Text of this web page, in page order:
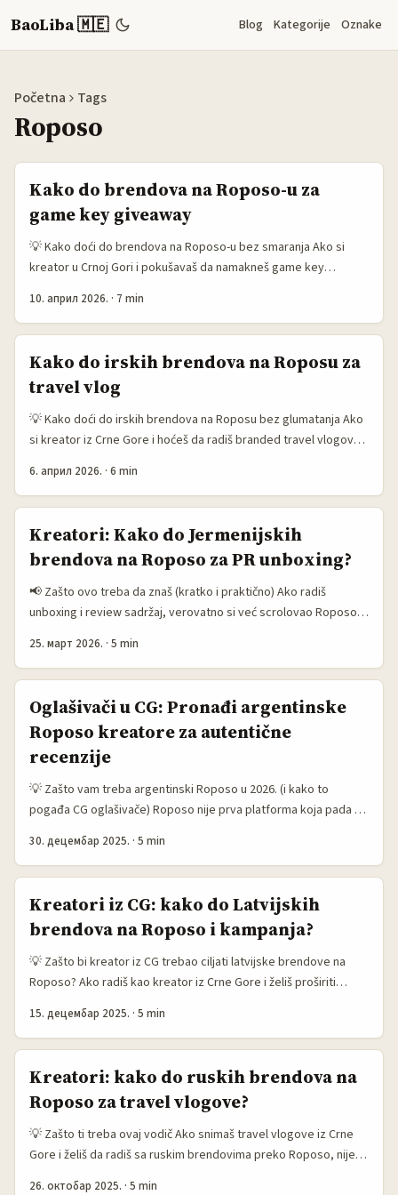
BaoLiba 🇲🇪 Blog Kategorije Oznake
Početna Tags
Roposo
Kako do brendova na Roposo-u za
game key giveaway
💡 Kako doći do brendova na Roposo-u bez smaranja Ako si
kreator u Crnoj Gori i pokušavaš da namakneš game key
nego kako da uopšte uđeš na radar brenda. Na Roposo-u to nije
brend. ...
10. април 2026. · 7 min
Kako do irskih brendova na Roposu za
travel vlog
💡 Kako doći do irskih brendova na Roposu bez glumatanja Ako
si kreator iz Crne Gore i hoćeš da radiš branded travel vlogove
Fora je da im odmah pokažeš da razumiješ njihov cilj: više
6. април 2026. · 6 min
Kreatori: Kako do Jermenijskih
brendova na Roposo za PR unboxing?
📢 Zašto ovo treba da znaš (kratko i praktično) Ako radiš
unboxing i review sadržaj, verovatno si već scrolovao Roposo i
Jermenije. Cilj ovog teksta je da ti da jasnu mapu puta: gde
pošalju PR paket, šta napisati u prvom DM-u, logističke zamke i
kako izvući najbolji POV sadržaj za svoj feed i Reels-style
formate. ...
25. март 2026. · 5 min
Oglašivači u CG: Pronađi argentinske
Roposo kreatore za autentične
recenzije
💡 Zašto vam treba argentinski Roposo u 2026. (i kako to
pogađa CG oglašivače) Roposo nije prva platforma koja pada na
pamet kad pomislite na Argentinu — ali region LATAM bruji,
kreatori eksperimentišu sa formatima, i publika traži lokalni glas
recenzijama — argentinski kreatori na Roposo mogu dati
autentičnost koju gladni algoritmi i potrošači sada nagrađuju. ...
30. децембар 2025. · 5 min
Kreatori iz CG: kako do Latvijskih
brendova na Roposo i kampanja?
💡 Zašto bi kreator iz CG trebao ciljati latvijske brendove na
Roposo? Ako radiš kao kreator iz Crne Gore i želiš proširiti
klijente preko granica, Latvija je često under-the-radar tržište:
relativno mala konkurencija, fokus na dizajn i održivost, i
aktivne cross-border korisnike i vizualni format koji dobro radi
za fashion, lifestyle i niche produkcije. ...
15. децембар 2025. · 5 min
Kreatori: kako do ruskih brendova na
Roposo za travel vlogove?
💡 Zašto ti treba ovaj vodič Ako snimaš travel vlogove iz Crne
Gore i želiš da radiš sa ruskim brendovima preko Roposo, nije
dovoljno samo baciti link i čekati pare. Od 2022. do 2024. tržište
26. октобар 2025. · 5 min